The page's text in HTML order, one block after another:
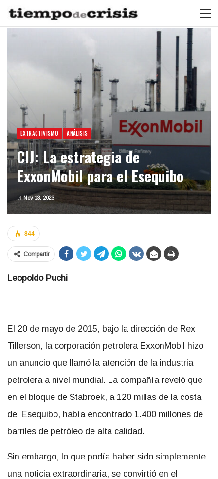
EXTRACTIVISMO ANÁLISIS
CIJ: La estrategia de
ExxonMobil para el Esequibo
elNov 13, 2023
844
Compartir
Leopoldo Puchi
El 20 de mayo de 2015, bajo la dirección de Rex
Tillerson, la corporación petrolera ExxonMobil hizo
un anuncio que llamó la atención de la industria
petrolera a nivel mundial. La compañía reveló que
en el bloque de Stabroek, a 120 millas de la costa
del Esequibo, había encontrado 1.400 millones de
barriles de petróleo de alta calidad.
Sin embargo, lo que podía haber sido simplemente
una noticia extraordinaria, se convirtió en el